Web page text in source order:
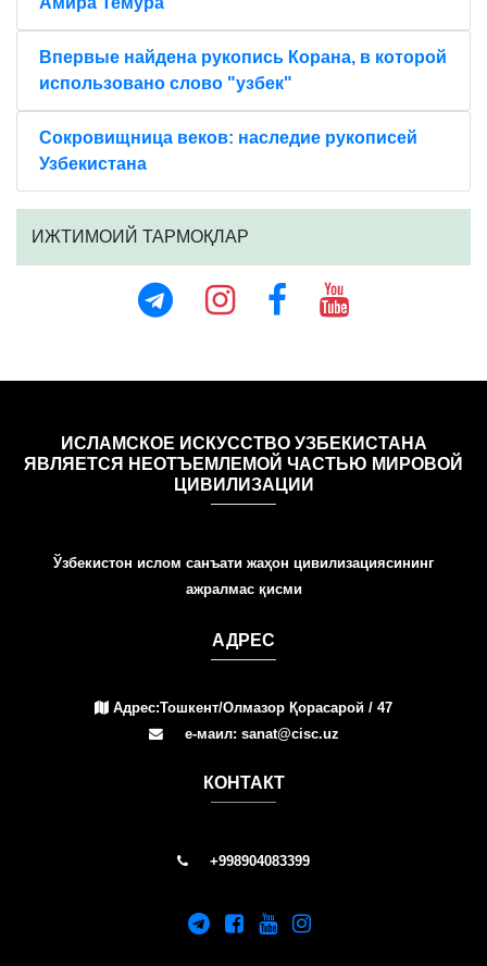
Впервые найдена рукопись Корана, в которой
использовано слово "узбек"
Сокровищница веков: наследие рукописей
Узбекистана
ИЖТИМОИЙ ТАРМОҚЛАР
ИСЛАМСКОЕ ИСКУССТВО УЗБЕКИСТАНА
ЯВЛЯЕТСЯ НЕОТЪЕМЛЕМОЙ ЧАСТЬЮ МИРОВОЙ
ЦИВИЛИЗАЦИИ
Ўзбекистон ислом санъати жаҳон цивилизациясининг
ажралмас қисми
АДРЕС
Адрес:Тошкент/Олмазор Қорасарой / 47
е-маил: sanat@cisc.uz
КОНТАКТ
+998904083399